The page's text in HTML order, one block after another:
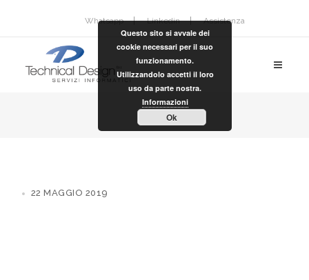
Whatsapp Linkedin Assistenza
22 MAGGIO 2019
Questo sito si avvale dei
cookie necessari per il suo
funzionamento.
Utilizzandolo accetti il loro
uso da parte nostra.
Informazioni
Ok